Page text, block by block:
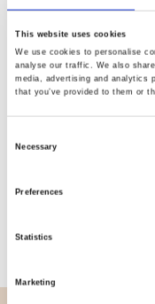
This website uses cookies
We use cookies to personalise
analyse our traffic. We also
media, advertising and analytics
that you’ve provided to them or
Necessary
Preferences
Statistics
Marketing
Kvalitet
Specifikation